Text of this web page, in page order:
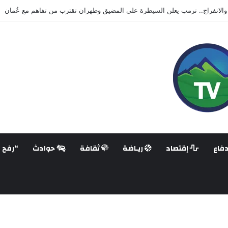
تايلاند.. مراهق يقتل طلابًا ومعلمين في أعنف هجوم على مدرسة منذ سنوات
دفاع إقتصاد ريـاضة ثقافة حوادث